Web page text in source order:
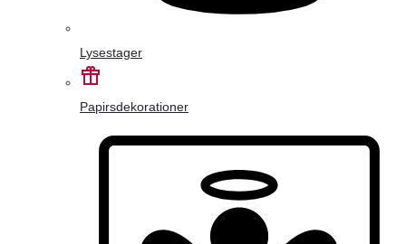
Lysestager
Papirsdekorationer